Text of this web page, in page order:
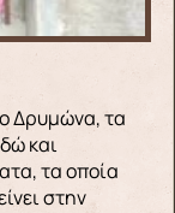
Δρυμώνα, τα
και
τα οποία
στην